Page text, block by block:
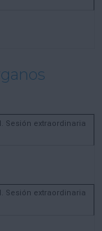
Sesión extraordinaria
Sesión extraordinaria